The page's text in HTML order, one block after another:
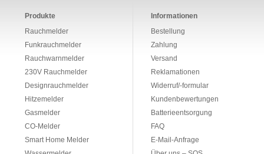
Produkte
Rauchmelder
Funkrauchmelder
Rauchwarnmelder
230V Rauchmelder
Designrauchmelder
Hitzemelder
Gasmelder
CO-Melder
Smart Home Melder
Informationen
Bestellung
Zahlung
Versand
Reklamationen
Widerruf/-formular
Kundenbewertungen
Batterieentsorgung
FAQ
E-Mail-Anfrage